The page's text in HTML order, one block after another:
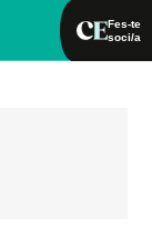
Fes-te
soci/a